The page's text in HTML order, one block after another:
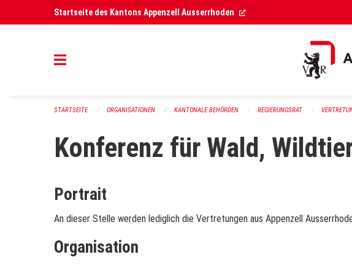
Navigation überspringenStartseite des Kantons Appenzell Ausserrhoden (External Link)
STARTSEITE ORGANISATIONEN KANTONALE BEHÖRDEN REGIERUNGSRAT
Konferenz für Wald,
Portrait
An dieser Stelle werden lediglich die Vertretungen aus Appenzell
Organisation